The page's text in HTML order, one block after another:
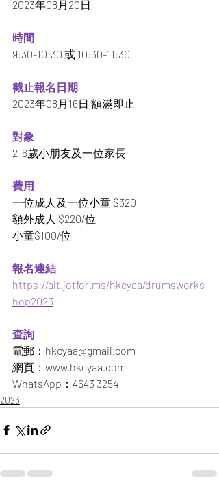
2023年08月20日
時間
9:30-10:30 或 10:30-11:30
截止報名日期
2023年08月16日 額滿即止
對象
2-6歲小朋友及一位家長
費用
一位成人及一位小童 $320
額外成人 $220/位
小童$100/位
報名連結
https://alt.jotfor.ms/hkcyaa/drumsworks
hop2023
查詢
電郵：hkcyaa@gmail.com
網頁：www.hkcyaa.com
WhatsApp：4643 3254
2023